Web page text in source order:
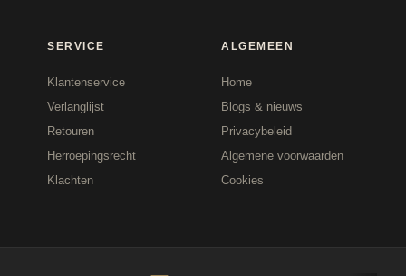
SERVICE
Klantenservice
Verlanglijst
Retouren
Herroepingsrecht
Klachten
ALGEMEEN
Home
Blogs & nieuws
Privacybeleid
Algemene voorwaarden
Cookies